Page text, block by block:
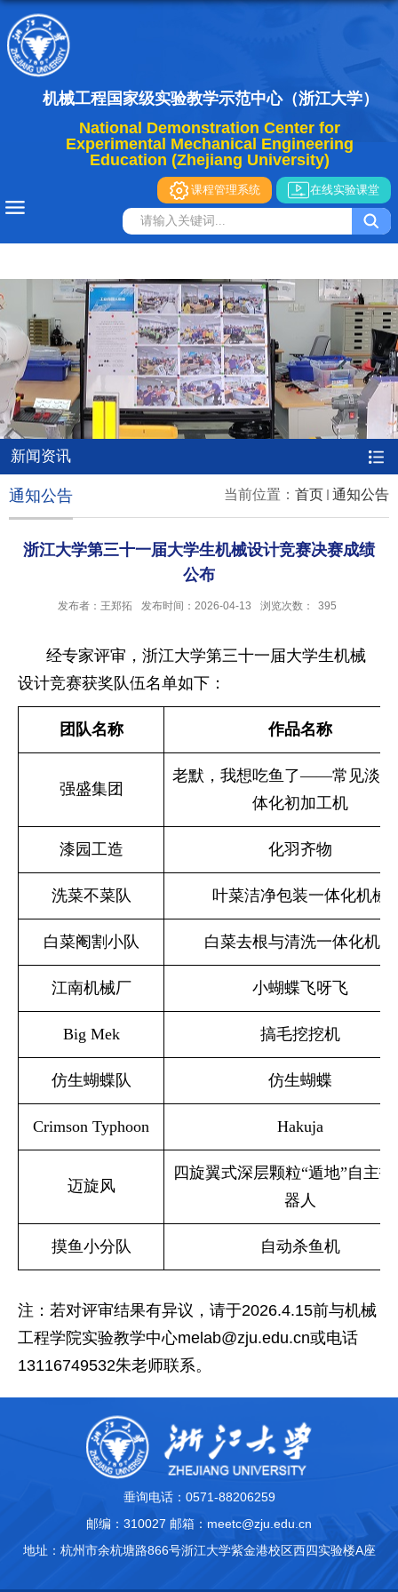
机械工程国家级实验教学示范中心（浙江大学）
National Demonstration Center for
Experimental Mechanical Engineering
Education (Zhejiang University)
课程管理系统 在线实验课堂
新闻资讯
当前位置： 首页 通知公告
通知公告
浙江大学第三十一届大学生机械设计竞赛决赛成绩
公布
发布者：王郑拓 发布时间：2026-04-13 浏览次数： 395
经专家评审，浙江大学第三十一届大学生机械
设计竞赛获奖队伍名单如下：
团队名称 作品名称
强盛集团
老默，我想吃鱼了——常见淡水
体化初加工机
漆园工造 化羽齐物
洗菜不菜队 叶菜洁净包装一体化机械
白菜阉割小队 白菜去根与清洗一体化机械
江南机械厂 小蝴蝶飞呀飞
Big Mek 搞毛挖挖机
仿生蝴蝶队 仿生蝴蝶
Crimson Typhoon Hakuja
迈旋风
四旋翼式深层颗粒“遁地”自主
器人
摸鱼小分队 自动杀鱼机
注：若对评审结果有异议，请于2026.4.15前与机械
工程学院实验教学中心melab@zju.edu.cn或电话
13116749532朱老师联系。
垂询电话：0571-88206259
邮编：310027 邮箱：meetc@zju.edu.cn
地址：杭州市余杭塘路866号浙江大学紫金港校区西四实验楼A座